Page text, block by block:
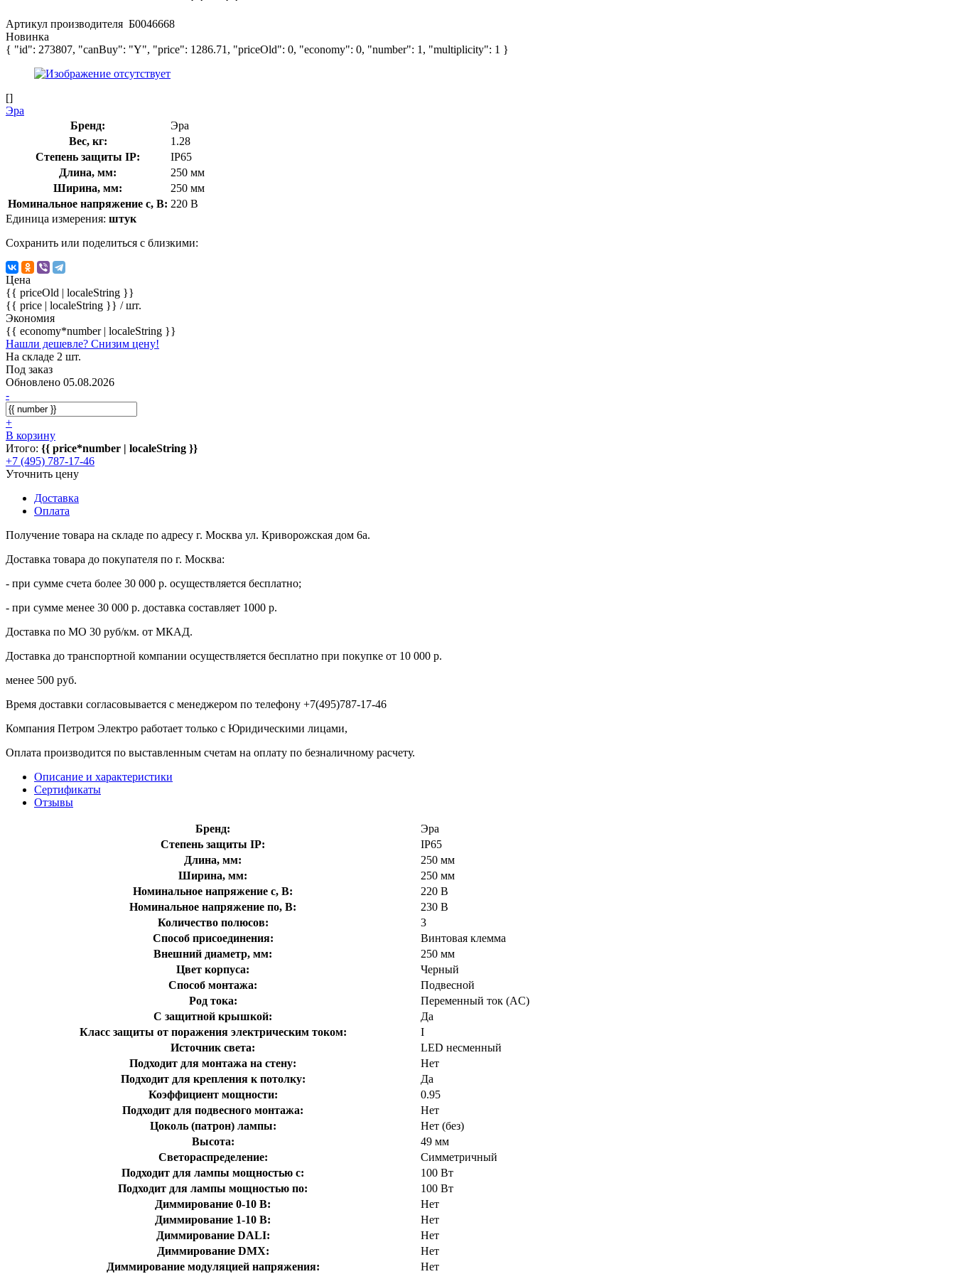
Артикул производителя Б0046668
Новинка
{ "id": 273807, "canBuy": "Y", "price": 1286.71, "priceOld": 0, "economy": 0, "number": 1, "multiplicity": 1 }
[]
Эра
Бренд:
Эра
Вес, кг:
1.28
Степень защиты IP:
IP65
Длина, мм:
250 мм
Ширина, мм:
250 мм
Номинальное напряжение с, В: 220 В
Единица измерения: штук
Сохранить или поделиться с близкими:
Цена
{{ priceOld | localeString }}
{{ price | localeString }} / шт.
Экономия
{{ economy*number | localeString }}
Нашли дешевле? Снизим цену!
На складе 2 шт.
Под заказ
Обновлено 05.08.2026
-
+
В корзину
Итого: {{ price*number | localeString }}
+7 (495) 787-17-46
Уточнить цену
Доставка
Оплата
Получение товара на складе по адресу г. Москва ул. Криворожская дом 6а.
Доставка товара до покупателя по г. Москва:
- при сумме счета более 30 000 р. осуществляется бесплатно;
- при сумме менее 30 000 р. доставка составляет 1000 р.
Доставка по МО 30 руб/км. от МКАД.
Доставка до транспортной компании осуществляется бесплатно при покупке от 10 000 р.
менее 500 руб.
Время доставки согласовывается с менеджером по телефону +7(495)787-17-46
Компания Петром Электро работает только с Юридическими лицами,
Оплата производится по выставленным счетам на оплату по безналичному расчету.
Описание и характеристики
Сертификаты
Отзывы
Бренд:
Эра
Степень защиты IP:
IP65
Длина, мм:
250 мм
Ширина, мм:
250 мм
Номинальное напряжение с, В:
220 В
Номинальное напряжение по, В:
230 В
Количество полюсов:
3
Способ присоединения:
Винтовая клемма
Внешний диаметр, мм:
250 мм
Цвет корпуса:
Черный
Способ монтажа:
Подвесной
Род тока:
Переменный ток (AC)
С защитной крышкой:
Да
Класс защиты от поражения электрическим током:
I
Источник света:
LED несменный
Подходит для монтажа на стену:
Нет
Подходит для крепления к потолку:
Да
Коэффициент мощности:
0.95
Подходит для подвесного монтажа:
Нет
Цоколь (патрон) лампы:
Нет (без)
Высота:
49 мм
Светораспределение:
Симметричный
Подходит для лампы мощностью с:
100 Вт
Подходит для лампы мощностью по:
100 Вт
Диммирование 0-10 В:
Нет
Диммирование 1-10 В:
Нет
Диммирование DALI:
Нет
Диммирование DMX:
Нет
Диммирование модуляцией напряжения:
Нет